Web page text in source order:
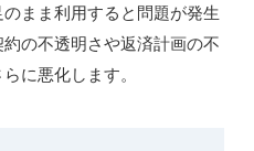
まま利用すると問題が発生
の不透明さや返済計画の不
に悪化します。